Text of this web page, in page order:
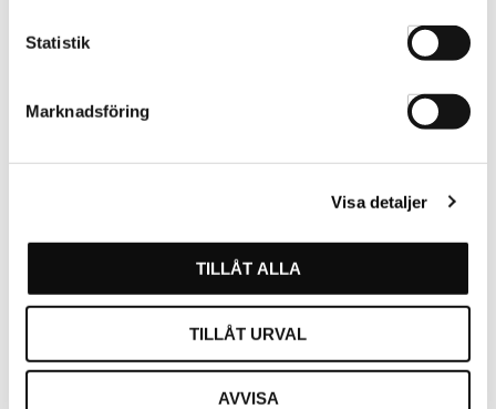
Statistik
Marknadsföring
Visa detaljer
TILLÅT ALLA
TILLÅT URVAL
AVVISA
SKAPA KONTO